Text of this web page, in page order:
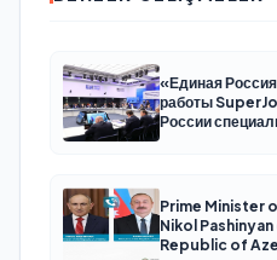
«Единая
работы
России
Prime Minister
Nikol
Republic of